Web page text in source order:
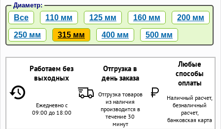
Диаметр:
Все 110 мм 125 мм 160 мм 200 мм
250 мм 315 мм 400 мм 500 мм
Работаем без
выходных
Отгрузка в
день заказа
Любые
способы
оплаты
Ежедневно с
09:00 до 18:00
Отгрузка товаров
из наличия
производится в
течение 30
минут
Наличный расчет,
безналичный
расчет,
банковская карта